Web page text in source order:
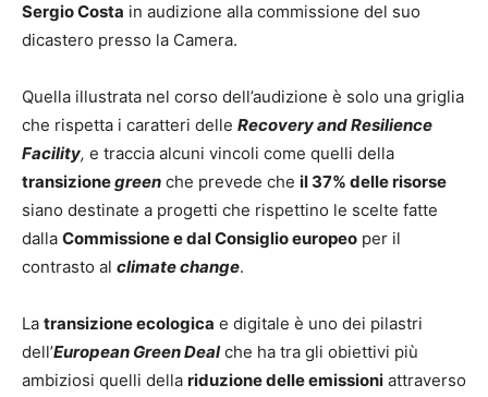
Sergio Costa in audizione alla commissione del suo
dicastero presso la Camera.
Quella illustrata nel corso dell’audizione è solo una griglia
che rispetta i caratteri delle Recovery and Resilience
Facility, e traccia alcuni vincoli come quelli della
transizionegreen che prevede che il 37% delle risorse
siano destinate a progetti che rispettino le scelte fatte
dalla Commissione e dal Consiglio europeo per il
contrasto al climate change.
La transizione ecologica e digitale è uno dei pilastri
dell’European Green Dealche ha tra gli obiettivi più
ambiziosi quelli della riduzione delle emissioni attraverso